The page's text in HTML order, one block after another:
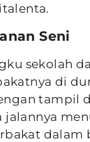
Seni
sekolah
di
tampil
dalam